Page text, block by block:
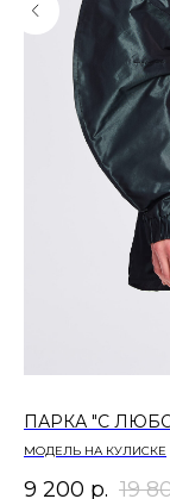
ПАРКА "С
МОДЕЛЬ НА КУЛИСКЕ
9 200 р. 19